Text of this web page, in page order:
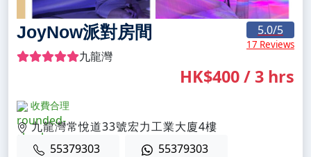
JoyNow派對房間
九龍灣
5.0/5
17 Reviews
收費合理
HK$400 / 3 hrs
九龍灣常悅道33號宏力工業大廈4樓
55379303
55379303